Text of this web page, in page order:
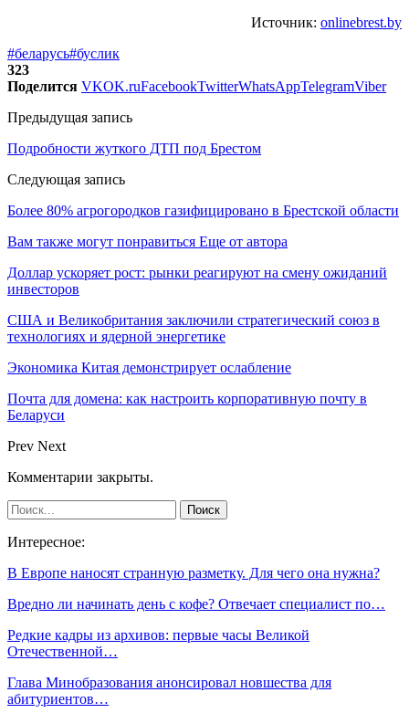
Источник: onlinebrest.by
#беларусь#буслик
323
Поделится VKOK.ruFacebookTwitterWhatsAppTelegramViber
Предыдущая запись
Подробности жуткого ДТП под Брестом
Следующая запись
Более 80% агрогородков газифицировано в Брестской области
Вам также могут понравиться Еще от автора
Доллар ускоряет рост: рынки реагируют на смену ожиданий
инвесторов
США и Великобритания заключили стратегический союз в
технологиях и ядерной энергетике
Экономика Китая демонстрирует ослабление
Почта для домена: как настроить корпоративную почту в
Беларуси
Prev Next
Комментарии закрыты.
Интересное:
В Европе наносят странную разметку. Для чего она нужна?
Вредно ли начинать день с кофе? Отвечает специалист по…
Редкие кадры из архивов: первые часы Великой
Отечественной…
Глава Минобразования анонсировал новшества для
абитуриентов…